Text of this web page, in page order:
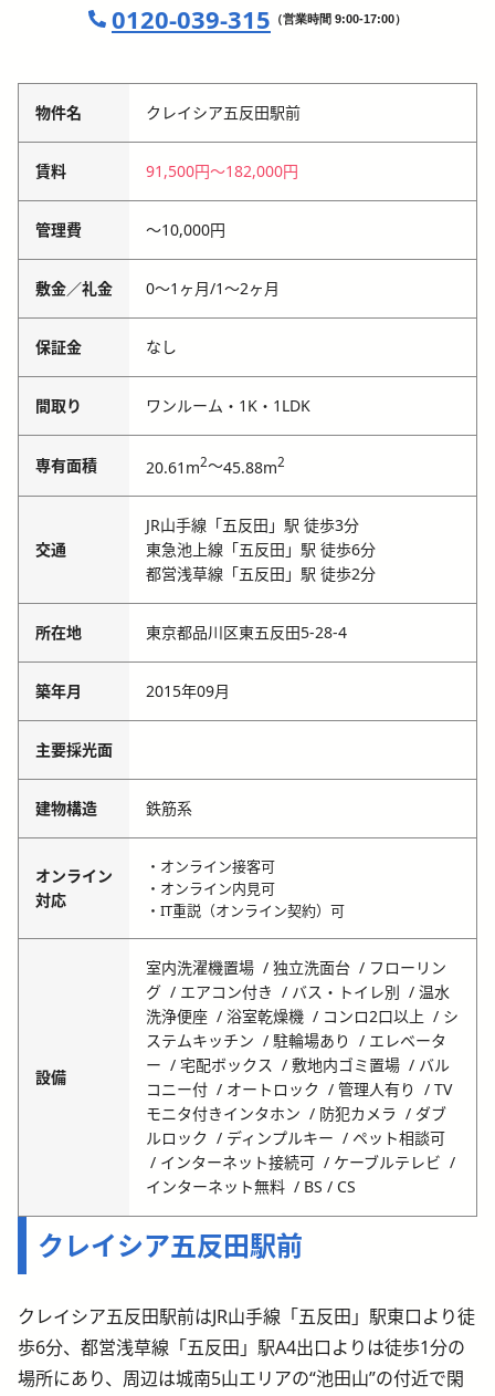
0120-039-315 （営業時間 9:00-17:00）
物件名 クレイシア五反田駅前
賃料 91,500円〜182,000円
管理費 〜10,000円
敷金／礼金 0〜1ヶ月/1〜2ヶ月
保証金 なし
間取り ワンルーム・1K・1LDK
専有面積 20.61m2～45.88m2
交通
JR山手線「五反田」駅 徒歩3分
東急池上線「五反田」駅 徒歩6分
都営浅草線「五反田」駅 徒歩2分
所在地 東京都品川区東五反田5-28-4
築年月 2015年09月
主要採光面
建物構造 鉄筋系
オンライン
対応
・オンライン接客可
・オンライン内見可
・IT重説（オンライン契約）可
設備
室内洗濯機置場 独立洗面台
フローリン
グ
エアコン付き バス・トイレ別
温水
洗浄便座
浴室乾燥機 コンロ2口以上
シ
ステムキッチン
駐輪場あり
エレベータ
ー
宅配ボックス 敷地内ゴミ置場
バル
コニー付
オートロック 管理人有り
TV
モニタ付きインタホン
防犯カメラ
ダブ
ルロック
ディンプルキー
ペット相談可
インターネット接続可
ケーブルテレビ
インターネット無料
BS / CS
クレイシア五反田駅前
クレイシア五反田駅前はJR山手線「五反田」駅東口より徒
歩6分、都営浅草線「五反田」駅A4出口よりは徒歩1分の
場所にあり、周辺は城南5山エリアの“池田山”の付近で閑